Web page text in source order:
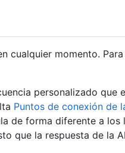
cualquier momento.
personalizado
Puntos de conexión de
de forma diferente a
que la respuesta de la